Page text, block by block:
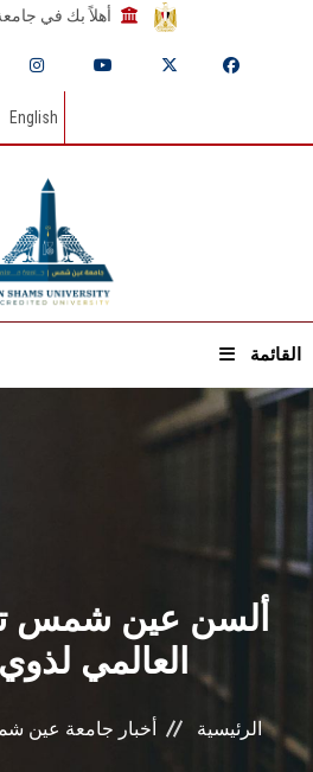
أهلاً بك في
English
القائمة
ألسن عين شمس
العالمي
الرئيسية أخبار جامعة عين